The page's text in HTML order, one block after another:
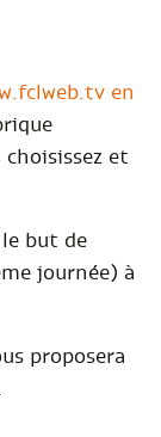
en
choisissez et
but de
journée) à
proposera